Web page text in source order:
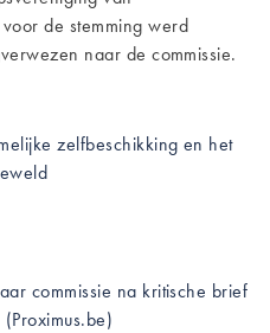
de stemming werd
naar de commissie.
zelfbeschikking en het
commissie na kritische brief